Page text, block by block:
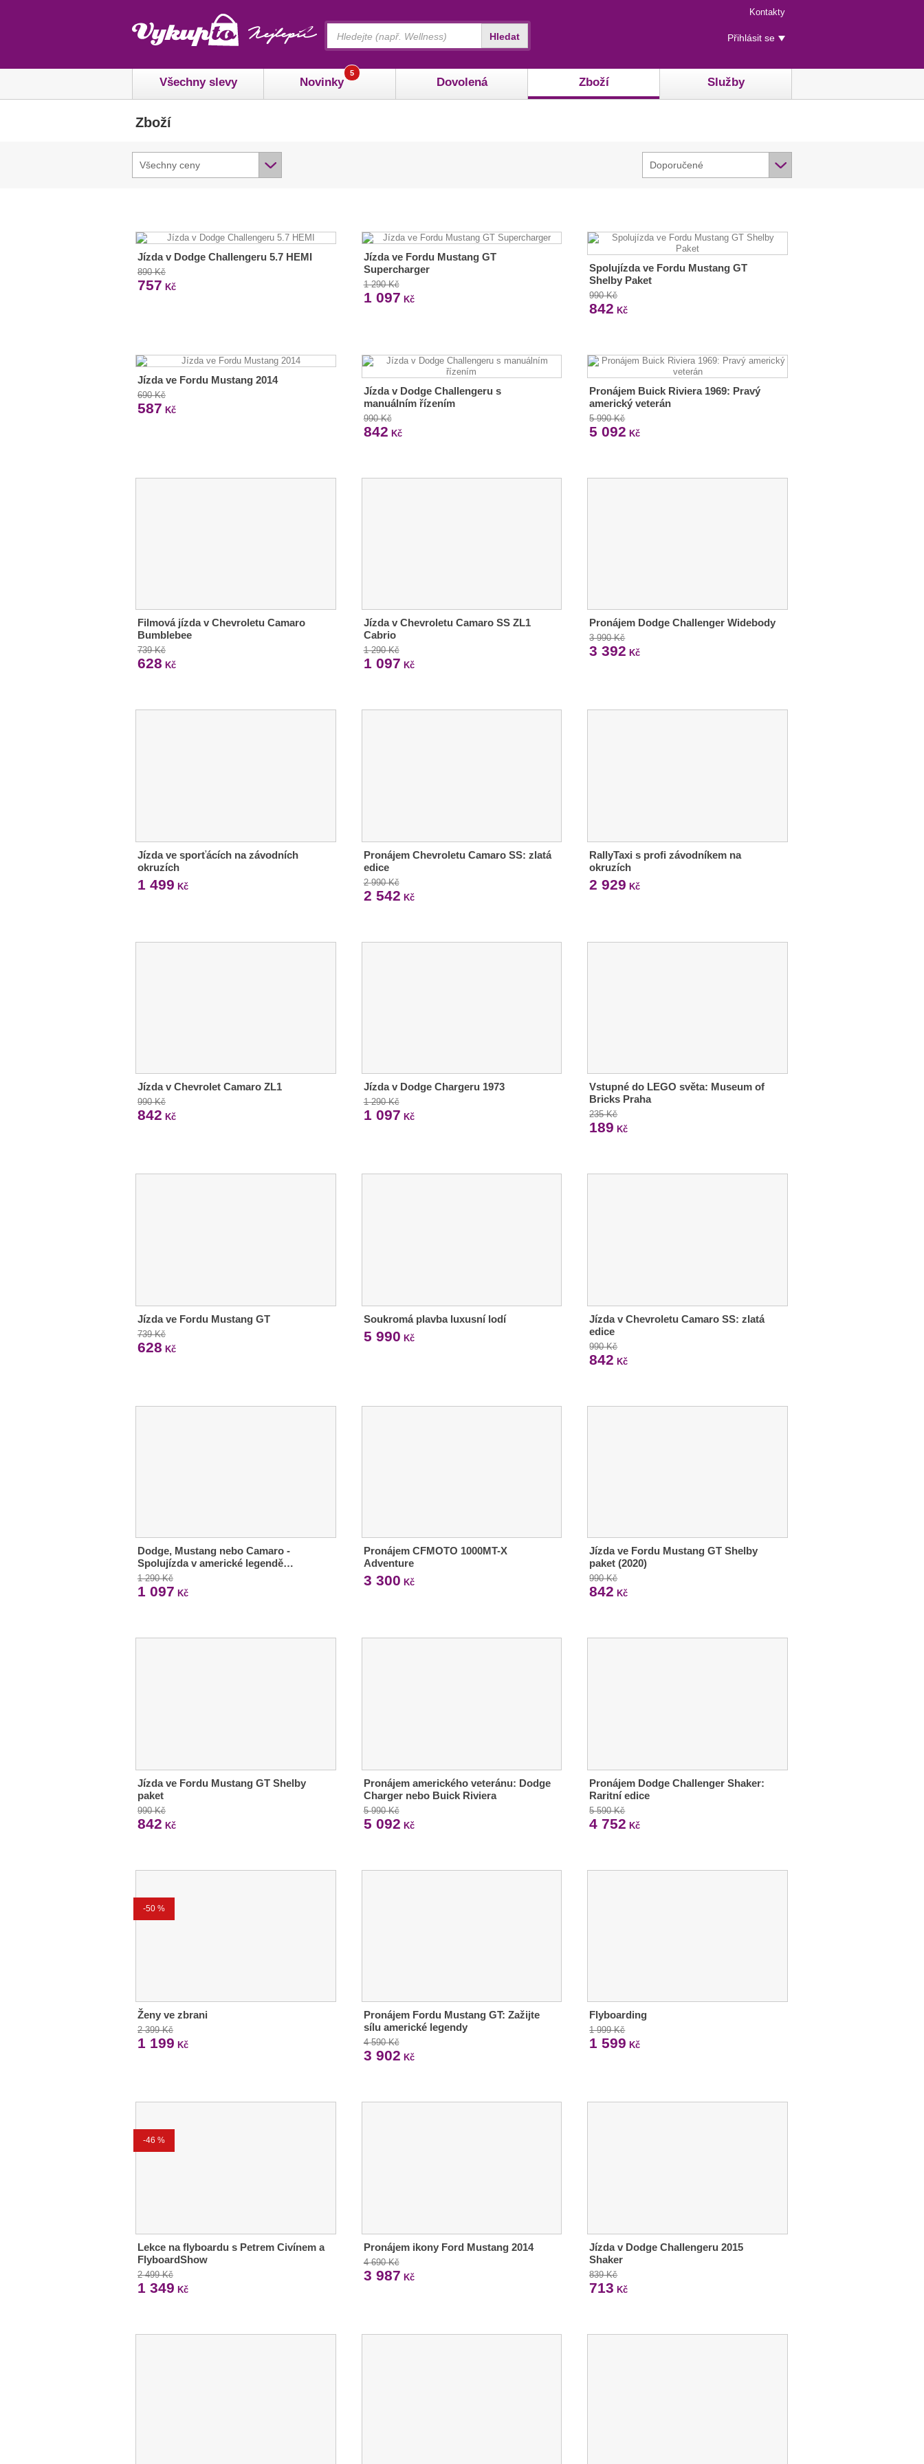
Menu
rychlého
přístupu
Kontakty
Uživatelské
menu
Přihlásit se
Všechny slevy Novinky
5
Dovolená Zboží Služby
Hledat
Zboží
Všechny ceny Doporučené
Jízda v Dodge Challengeru 5.7 HEMI
890 Kč
757 Kč
Jízda ve Fordu Mustang GT
Supercharger
1 290 Kč
1 097 Kč
Spolujízda ve Fordu Mustang GT
Shelby Paket
990 Kč
842 Kč
Jízda ve Fordu Mustang 2014
690 Kč
587 Kč
Jízda v Dodge Challengeru s
manuálním řízením
990 Kč
842 Kč
Pronájem Buick Riviera 1969: Pravý
americký veterán
5 990 Kč
5 092 Kč
Filmová jízda v Chevroletu Camaro
Bumblebee
739 Kč
628 Kč
Jízda v Chevroletu Camaro SS ZL1
Cabrio
1 290 Kč
1 097 Kč
Pronájem Dodge Challenger Widebody
3 990 Kč
3 392 Kč
Jízda ve sporťácích na závodních
okruzích
1 499 Kč
Pronájem Chevroletu Camaro SS: zlatá
edice
2 990 Kč
2 542 Kč
RallyTaxi s profi závodníkem na
okruzích
2 929 Kč
Jízda v Chevrolet Camaro ZL1
990 Kč
842 Kč
Jízda v Dodge Chargeru 1973
1 290 Kč
1 097 Kč
Vstupné do LEGO světa: Museum of
Bricks Praha
235 Kč
189 Kč
Jízda ve Fordu Mustang GT
739 Kč
628 Kč
Soukromá plavba luxusní lodí
5 990 Kč
Jízda v Chevroletu Camaro SS: zlatá
edice
990 Kč
842 Kč
Dodge, Mustang nebo Camaro -
Spolujízda v americké legendě…
1 290 Kč
1 097 Kč
Pronájem CFMOTO 1000MT-X
Adventure
3 300 Kč
Jízda ve Fordu Mustang GT Shelby
paket (2020)
990 Kč
842 Kč
Jízda ve Fordu Mustang GT Shelby
paket
990 Kč
842 Kč
Pronájem amerického veteránu: Dodge
Charger nebo Buick Riviera
5 990 Kč
5 092 Kč
Pronájem Dodge Challenger Shaker:
Raritní edice
5 590 Kč
4 752 Kč
-50 %
Ženy ve zbrani
2 399 Kč
1 199 Kč
Pronájem Fordu Mustang GT: Zažijte
sílu americké legendy
4 590 Kč
3 902 Kč
Flyboarding
1 999 Kč
1 599 Kč
-46 %
Lekce na flyboardu s Petrem Civínem a
FlyboardShow
2 499 Kč
1 349 Kč
Pronájem ikony Ford Mustang 2014
4 690 Kč
3 987 Kč
Jízda v Dodge Challengeru 2015
Shaker
839 Kč
713 Kč